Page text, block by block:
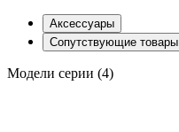
Аксессуары
Сопутствующие товары
Модели серии (4)